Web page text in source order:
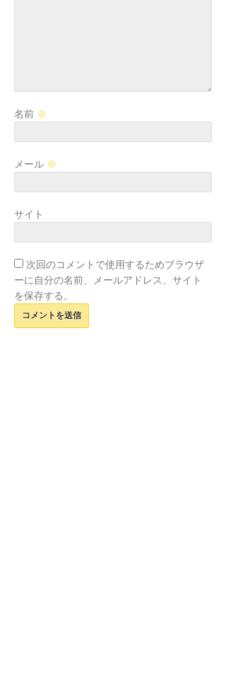
名前 ※
メール ※
サイト
次回のコメントで使用するためブラウザ
ーに自分の名前、メールアドレス、サイト
を保存する。